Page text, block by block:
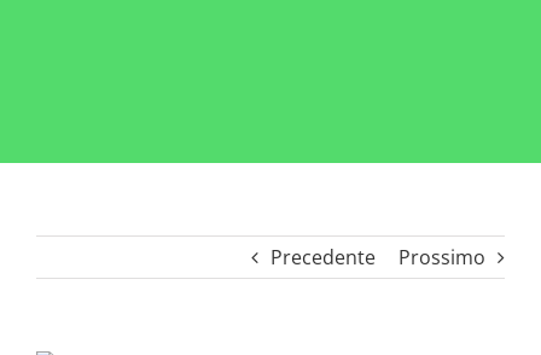
Precedente Prossimo